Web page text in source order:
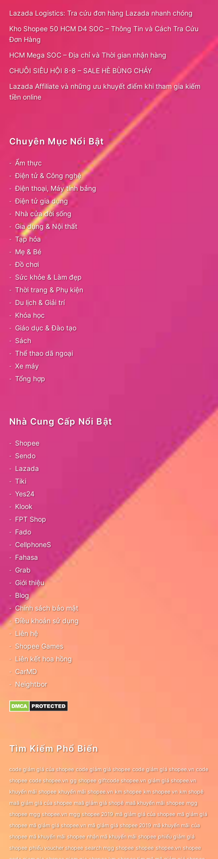
Lazada Logistics: Tra cứu đơn hàng Lazada nhanh chóng
Kho Shopee 50 HCM D4 SOC – Thông Tin và Cách Tra Cứu
Đơn Hàng
HCM Mega SOC – Địa chỉ và Thời gian nhận hàng
CHUỖI SIÊU HỘI 8-8 – SALE HÈ BÙNG CHÁY
Lazada Affiliate và những ưu khuyết điểm khi tham gia kiếm
tiền online
Chuyên Mục Nổi Bật
Ẩm thực
Điện tử & Công nghệ
Điện thoại, Máy tính bảng
Điện tử gia dụng
Nhà cửa đời sống
Gia dụng & Nội thất
Tạp hóa
Mẹ & Bé
Đồ chơi
Sức khỏe & Làm đẹp
Thời trang & Phụ kiện
Du lịch & Giải trí
Khóa học
Giáo dục & Đào tạo
Sách
Thể thao dã ngoại
Xe máy
Tổng hợp
Nhà Cung Cấp Nổi Bật
Shopee
Sendo
Lazada
Tiki
Yes24
Klook
FPT Shop
Fado
CellphoneS
Fahasa
Grab
Giới thiệu
Blog
Chính sách bảo mật
Điều khoản sử dụng
Liên hệ
Shopee Games
Liên kết hoa hồng
CarMD
Neightbor
Tìm Kiếm Phổ Biến
code giảm giá của shopee code giảm giá shopee code giảm giá shopee.vn code
shopee code shopee.vn gg shopee giftcode shopee.vn giảm giá shopee.vn
khuyến mãi shopee khuyến mãi shopee.vn km shopee km shopee vn km shopê
maã giảm giá của shopee maã giảm giá shopê maã khuyến mãi shopee mgg
shopee mgg shopee.vn mgg shopee 2019 mã giảm giá của shopee mã giảm giá
shopee mã giảm giá shopee.vn mã giảm giá shopee 2019 mã khuyến mãi của
shopee mã khuyến mãi shopee nhận mã khuyến mãi shopee phiếu giảm giá
shopee phiếu voucher shopee search mgg shopee shopee shopee.vn shopee